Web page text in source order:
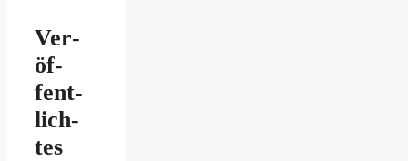
Ver­
öf­
fent­
lich­
tes